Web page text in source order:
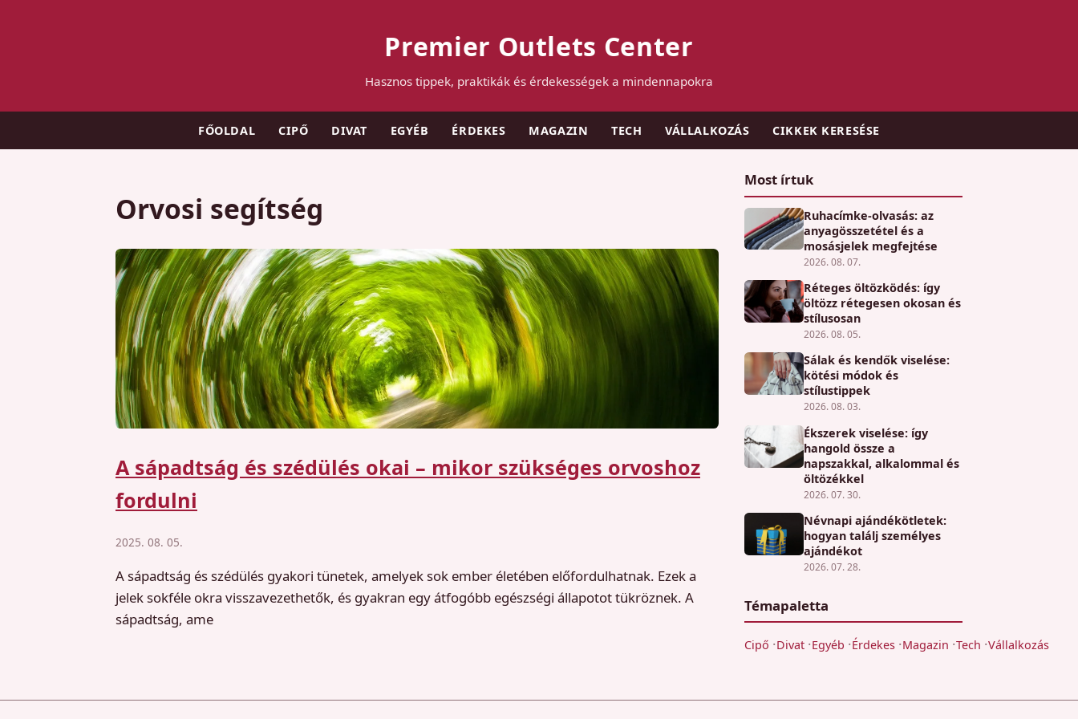
Premier Outlets Center
Hasznos tippek, praktikák és érdekességek a mindennapokra
FŐOLDAL CIPŐ DIVAT EGYÉB ÉRDEKES MAGAZIN TECH VÁLLALKOZÁS CIKKEK KERESÉSE
Orvosi segítség
A sápadtság és szédülés okai – mikor szükséges orvoshoz
fordulni
2025. 08. 05.
A sápadtság és szédülés gyakori tünetek, amelyek sok ember életében előfordulhatnak. Ezek a
jelek sokféle okra visszavezethetők, és gyakran egy átfogóbb egészségi állapotot tükröznek. A
sápadtság, ame
Most írtuk
Ruhacímke-olvasás: az
anyagösszetétel és a
mosásjelek megfejtése
2026. 08. 07.
Réteges öltözködés: így
öltözz rétegesen okosan és
stílusosan
2026. 08. 05.
Sálak és kendők viselése:
kötési módok és
stílustippek
2026. 08. 03.
Ékszerek viselése: így
hangold össze a
napszakkal, alkalommal és
öltözékkel
2026. 07. 30.
Névnapi ajándékötletek:
hogyan találj személyes
ajándékot
2026. 07. 28.
Témapaletta
Cipő Divat Egyéb Érdekes Magazin Tech Vállalkozás